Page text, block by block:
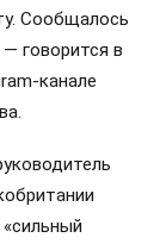
Сообщалось
говорится в
канале
«сильный